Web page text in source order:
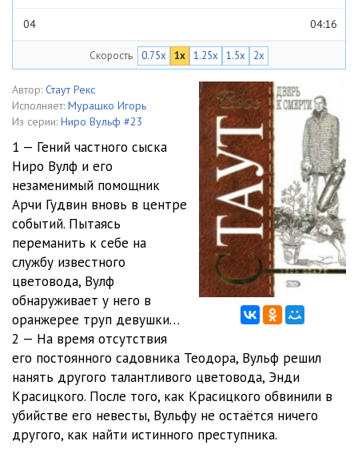
04 04:16
06
07 05:03
08 05:07
09 05:02
10 05:01
11 05:04
12 05:03
14
15
16
17
Скорость 0.75x 1x 1.25x 1.5x 2x
Автор: Стаут Рекс
Исполняет: Мурашко Игорь
Из серии: Ниро Вульф #23
1 — Гений частного сыска
Ниро Вулф и его
незаменимый помощник
Арчи Гудвин вновь в центре
событий. Пытаясь
переманить к себе на
службу известного
цветовода, Вулф
обнаруживает у него в
оранжерее труп девушки…
2 — На время отсутствия
его постоянного садовника Теодора, Вульф решил
нанять другого талантливого цветовода, Энди
Красицкого. После того, как Красицкого обвинили в
убийстве его невесты, Вульфу не остаётся ничего
другого, как найти истинного преступника.